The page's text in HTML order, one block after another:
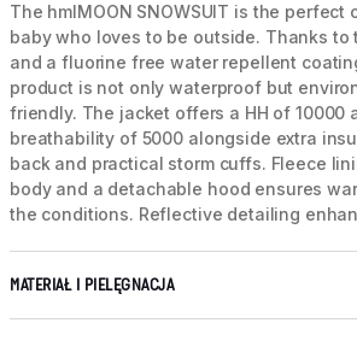
The hmlMOON SNOWSUIT is the perfect
baby who loves to be outside. Thanks to
and a fluorine free water repellent
product is not only waterproof but
friendly. The jacket offers a HH of 10000
breathability of 5000 alongside extra
back and practical storm cuffs. Fleece
body and a detachable hood ensures
the conditions. Reflective detailing
MATERIAŁ I PIELĘGNACJA